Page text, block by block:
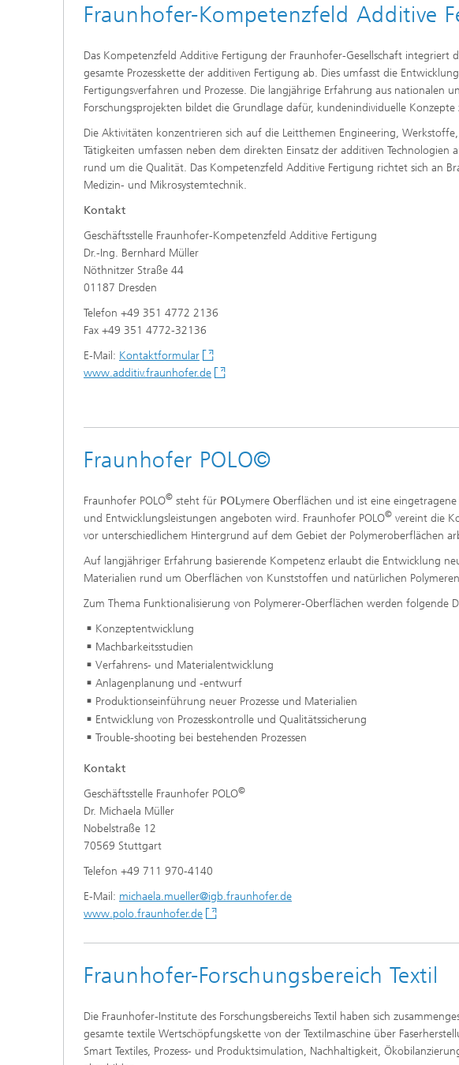
Fraunhofer-Kompetenzfeld Additive
Das Kompetenzfeld Additive Fertigung der Fraunhofer-Gesellschaft
gesamte Prozesskette der additiven Fertigung ab. Dies umfasst die
Fertigungsverfahren und Prozesse. Die langjährige Erfahrung aus nationalen
Forschungsprojekten bildet die Grundlage dafür, kundenindividuelle
Die Aktivitäten konzentrieren sich auf die Leitthemen Engineering,
Tätigkeiten umfassen neben dem direkten Einsatz der additiven
rund um die Qualität. Das Kompetenzfeld Additive Fertigung richtet sich an
Medizin- und Mikrosystemtechnik.
Kontakt
Geschäftsstelle Fraunhofer-Kompetenzfeld Additive Fertigung
Dr.-Ing. Bernhard Müller
Nöthnitzer Straße 44
01187 Dresden
Telefon +49 351 4772 2136
Fax +49 351 4772-32136
E-Mail: Kontaktformular
www.additiv.fraunhofer.de
Fraunhofer POLO©
Fraunhofer POLO© steht für POLymere Oberflächen und ist eine
und Entwicklungsleistungen angeboten wird. Fraunhofer POLO© vereint die
vor unterschiedlichem Hintergrund auf dem Gebiet der Polymeroberflächen
Auf langjähriger Erfahrung basierende Kompetenz erlaubt die Entwicklung
Materialien rund um Oberflächen von Kunststoffen und natürlichen
Zum Thema Funktionalisierung von Polymerer-Oberflächen werden folgende
Konzeptentwicklung
Machbarkeitsstudien
Verfahrens- und Materialentwicklung
Anlagenplanung und -entwurf
Produktionseinführung neuer Prozesse und Materialien
Entwicklung von Prozesskontrolle und Qualitätssicherung
Trouble-shooting bei bestehenden Prozessen
Kontakt
Geschäftsstelle Fraunhofer POLO©
Dr. Michaela Müller
Nobelstraße 12
70569 Stuttgart
Telefon +49 711 970-4140
E-Mail: michaela.mueller@igb.fraunhofer.de
www.polo.fraunhofer.de
Fraunhofer-Forschungsbereich Textil
Die Fraunhofer-Institute des Forschungsbereichs Textil haben sich
gesamte textile Wertschöpfungskette von der Textilmaschine über
Smart Textiles, Prozess- und Produktsimulation, Nachhaltigkeit,